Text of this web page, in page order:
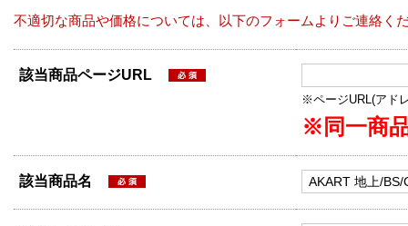
不適切な商品や価格については、以下のフォームよりご連絡く
該当商品ページURL
※ページURL(アド
※同一商
該当商品名